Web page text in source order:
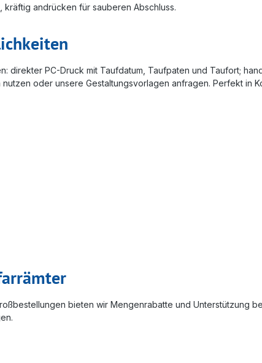
kräftig andrücken für sauberen Abschluss.
direkter PC-Druck mit Taufdatum, Taufpaten und Taufort;
oder unsere Gestaltungsvorlagen anfragen. Perfekt in
bieten wir Mengenrabatte und Unterstützung